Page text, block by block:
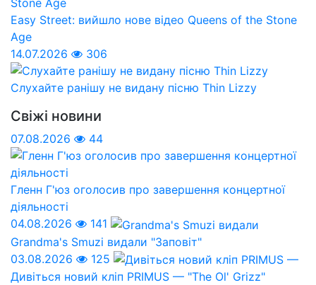
Easy Street: вийшло нове відео Queens of the Stone
Age
14.07.2026
306
Слухайте ранішу не видану пісню Thin Lizzy
Свіжі новини
07.08.2026 44
Гленн Г'юз оголосив про завершення концертної
діяльності
04.08.2026
141
Grandma's Smuzi видали "Заповіт"
03.08.2026
125
Дивіться новий кліп PRIMUS — "The Ol' Grizz"